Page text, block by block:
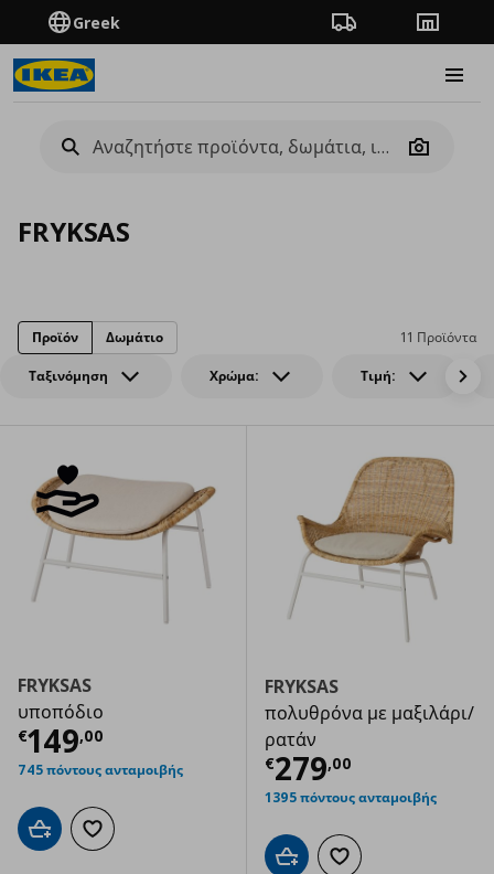
Greek Πορεία παραγγελίας
Camera
FRYKSAS
Ταξινόμηση Χρώμα: Τιμή:
11 Προϊόντα
Προϊόν Δωμάτιο
FRYKSAS
υποπόδιο
€149,00
Τρέχουσα τιμή € 149,00
745 πόντους ανταμοιβής
Προσθήκη στο καλάθι
Προσθήκη στα αγαπημένα
FRYKSAS
πολυθρόνα με μαξιλάρι/
ρατάν
€279,00
Τρέχουσα
1395 πόντους ανταμοιβής
Προσθήκη στο καλάθι
Προσθήκη στα